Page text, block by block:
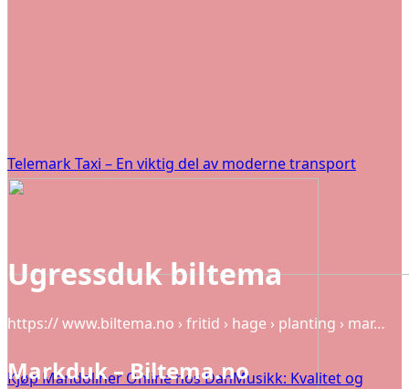
Telemark Taxi – En viktig del av moderne transport
Kjøp Mandoliner Online hos DanMusikk: Kvalitet og
Ugressduk biltema
https:// www.biltema.no › fritid › hage › planting › mar…
Markduk – Biltema.no